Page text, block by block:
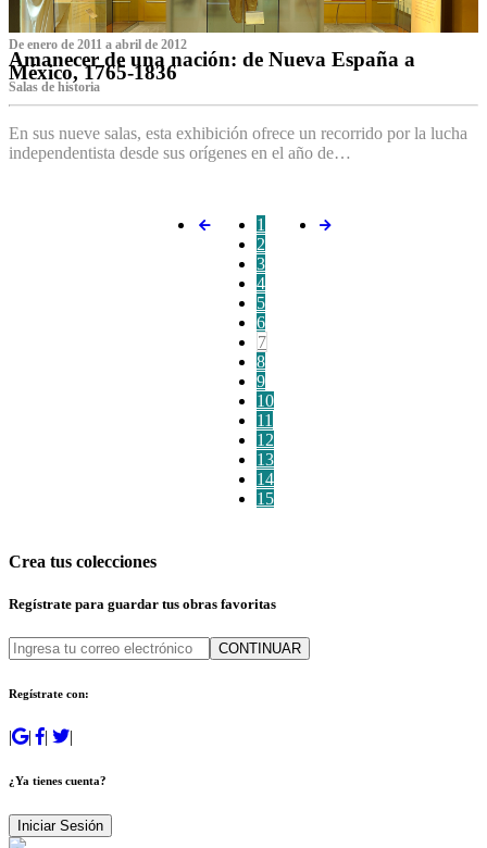
De enero de 2011 a abril de 2012
Amanecer de una nación: de Nueva España a
México, 1765-1836
Salas de historia
En sus nueve salas, esta exhibición ofrece un recorrido por la lucha
independentista desde sus orígenes en el año de…
1
2
3
4
5
6
7
8
9
10
11
12
13
14
15
Crea tus colecciones
Regístrate para guardar tus obras favoritas
CONTINUAR
Regístrate con:
| | | |
¿Ya tienes cuenta?
Iniciar Sesión